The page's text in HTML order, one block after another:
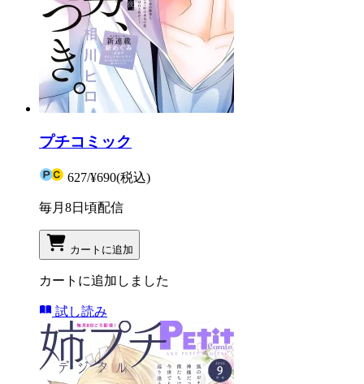
プチコミック
627/¥690(税込)
毎月8日頃配信
カートに追加
カートに追加しました
試し読み